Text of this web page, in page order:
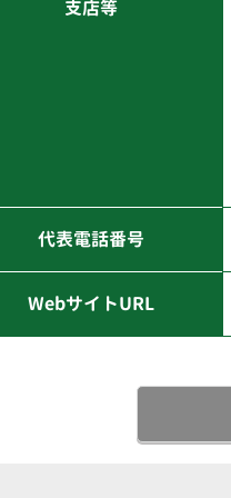
支店等
代表電話番号
WebサイトURL